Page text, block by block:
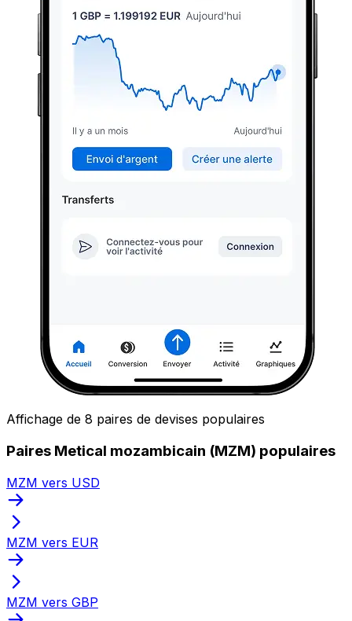
Affichage de 8 paires de devises populaires
Paires Metical mozambicain (MZM) populaires
MZM vers USD
MZM vers EUR
MZM vers GBP